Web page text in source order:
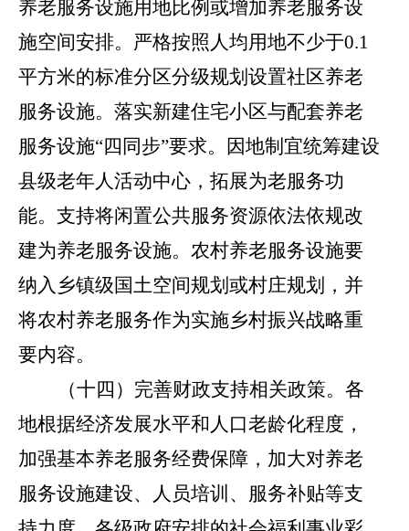
养老服务设施用地比例或增加养老服务设
施空间安排。严格按照人均用地不少于0.1
平方米的标准分区分级规划设置社区养老
服务设施。落实新建住宅小区与配套养老
服务设施“四同步”要求。因地制宜统筹建设
县级老年人活动中心，拓展为老服务功
能。支持将闲置公共服务资源依法依规改
建为养老服务设施。农村养老服务设施要
纳入乡镇级国土空间规划或村庄规划，并
将农村养老服务作为实施乡村振兴战略重
要内容。
（十四）完善财政支持相关政策。 各
地根据经济发展水平和人口老龄化程度，
加强基本养老服务经费保障，加大对养老
服务设施建设、人员培训、服务补贴等支